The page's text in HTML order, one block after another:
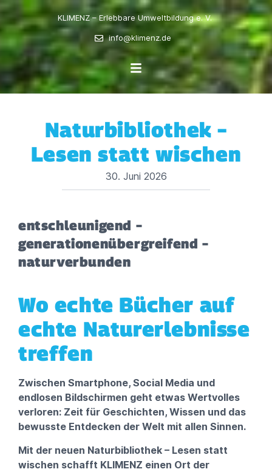
KLIMENZ – Erlebbare Umweltbildung e. V.
info@klimenz.de
Naturbibliothek –
Lesen statt wischen
30. Juni 2026
entschleunigend –
generationenübergreifend –
naturverbunden
Wo echte Bücher auf
echte Naturerlebnisse
treffen
Zwischen Smartphone, Social Media und
endlosen Bildschirmen geht etwas Wertvolles
verloren: Zeit für Geschichten, Wissen und das
bewusste Entdecken der Welt mit allen Sinnen.
Mit der neuen Naturbibliothek – Lesen statt
wischen schafft KLIMENZ einen Ort der